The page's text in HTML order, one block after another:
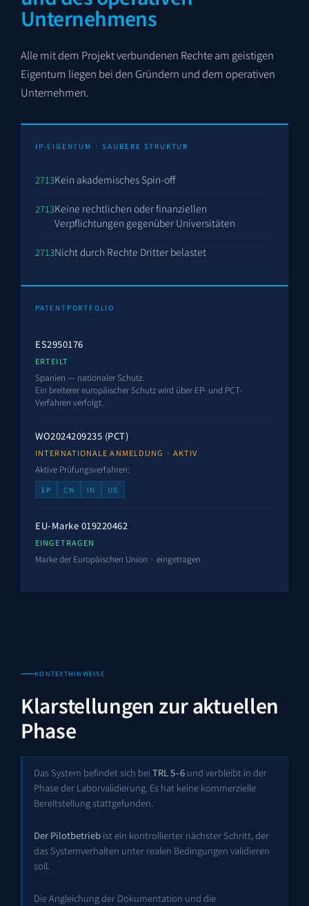
Unternehmens
Alle mit dem Projekt verbundenen Rechte am geistigen
Eigentum liegen bei den Gründern und dem operativen
Unternehmen.
IP-EIGENTUM · SAUBERE STRUKTUR
Kein akademisches Spin-off
Keine rechtlichen oder finanziellen
Verpflichtungen gegenüber Universitäten
Nicht durch Rechte Dritter belastet
PATENTPORTFOLIO
ES2950176
ERTEILT
Spanien — nationaler Schutz.
Ein breiterer europäischer Schutz wird über EP- und PCT-
Verfahren verfolgt.
WO2024209235 (PCT)
INTERNATIONALE ANMELDUNG · AKTIV
Aktive Prüfungsverfahren:
EP CN IN US
EU-Marke 019220462
EINGETRAGEN
Marke der Europäischen Union · eingetragen
KONTEXTHINWEISE
Klarstellungen zur aktuellen
Phase
Das System befindet sich bei TRL 5–6 und verbleibt in der
Phase der Laborvalidierung. Es hat keine kommerzielle
Bereitstellung stattgefunden.
Der Pilotbetrieb ist ein kontrollierter nächster Schritt, der
das Systemverhalten unter realen Bedingungen validieren
soll.
Die Angleichung der Dokumentation und die